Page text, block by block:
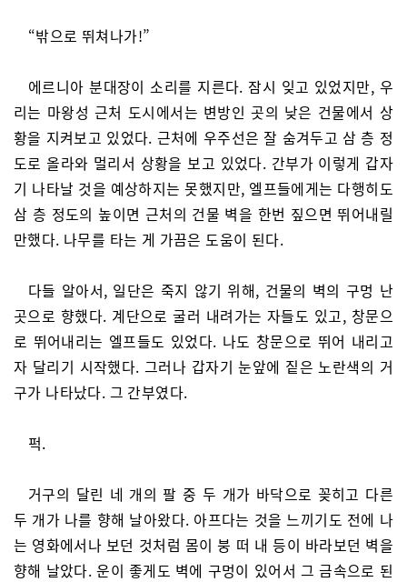
“밖으로 뛰쳐나가!”
에르니아 분대장이 소리를 지른다. 잠시 잊고 있었지만, 우
리는 마왕성 근처 도시에서는 변방인 곳의 낮은 건물에서 상
황을 지켜보고 있었다. 근처에 우주선은 잘 숨겨두고 삼 층 정
도로 올라와 멀리서 상황을 보고 있었다. 간부가 이렇게 갑자
기 나타날 것을 예상하지는 못했지만, 엘프들에게는 다행히도
삼 층 정도의 높이면 근처의 건물 벽을 한번 짚으면 뛰어내릴
만했다. 나무를 타는 게 가끔은 도움이 된다.
다들 알아서, 일단은 죽지 않기 위해, 건물의 벽의 구멍 난
곳으로 향했다. 계단으로 굴러 내려가는 자들도 있고, 창문으
로 뛰어내리는 엘프들도 있었다. 나도 창문으로 뛰어 내리고
자 달리기 시작했다. 그러나 갑자기 눈앞에 짙은 노란색의 거
구가 나타났다. 그 간부였다.
퍽.
거구의 달린 네 개의 팔 중 두 개가 바닥으로 꽂히고 다른
두 개가 나를 향해 날아왔다. 아프다는 것을 느끼기도 전에 나
는 영화에서나 보던 것처럼 몸이 붕 떠 내 등이 바라보던 벽을
향해 날았다. 운이 좋게도 벽에 구멍이 있어서 그 금속으로 된